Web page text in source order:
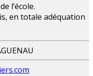
l’école.
en totale adéquation